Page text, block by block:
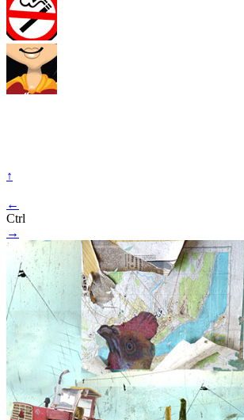
↑
←
Ctrl
→